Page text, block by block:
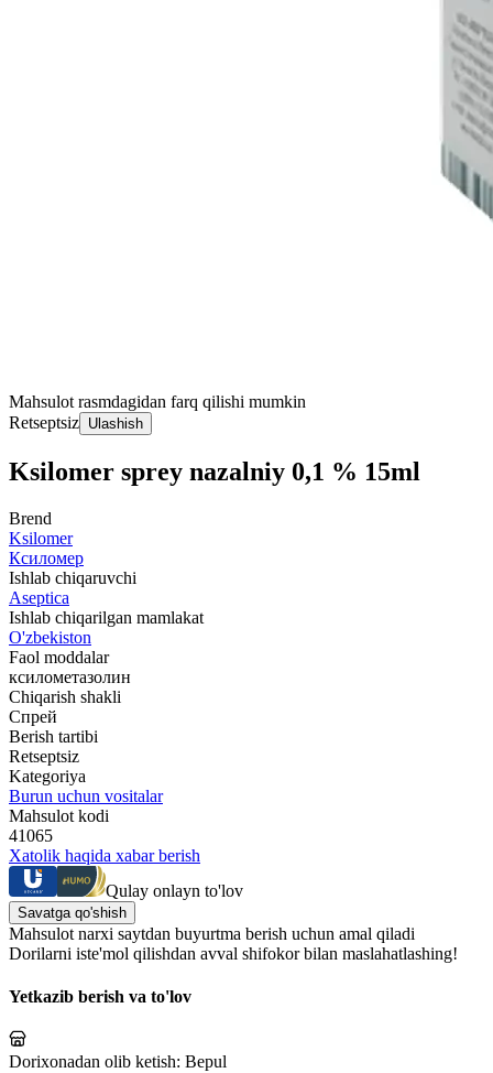
Mahsulot rasmdagidan farq qilishi mumkin
Retseptsiz Ulashish
Ksilomer sprey nazalniy 0,1 % 15ml
Brend
Ksilomer
Ксиломер
Ishlab chiqaruvchi
Aseptica
Ishlab chiqarilgan mamlakat
O'zbekiston
Faol moddalar
ксилометазолин
Chiqarish shakli
Спрей
Berish tartibi
Retseptsiz
Kategoriya
Burun uchun vositalar
Mahsulot kodi
41065
Xatolik haqida xabar berish
Qulay onlayn to'lov
Savatga qo'shish
Mahsulot narxi saytdan buyurtma berish uchun amal qiladi
Dorilarni iste'mol qilishdan avval shifokor bilan maslahatlashing!
Yetkazib berish va to'lov
Dorixonadan olib ketish: Bepul